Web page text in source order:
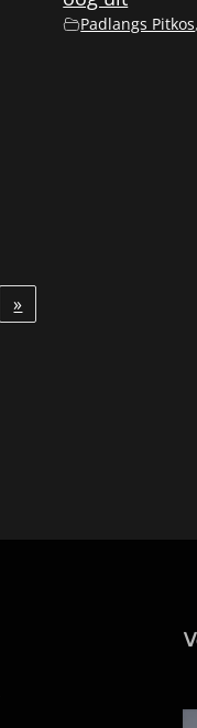
Padlangs Pitkos
»